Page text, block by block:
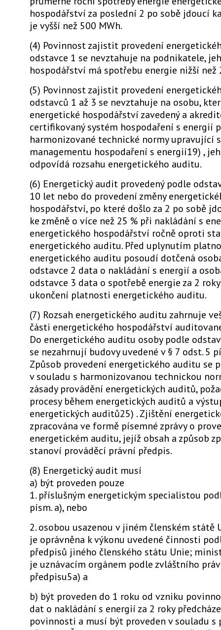
hospodářství za poslední 2 po sobě jdoucí
je vyšší než 500 MWh.
(4) Povinnost zajistit provedení
odstavce 1 se nevztahuje na podnikatele,
hospodářství má spotřebu energie nižší než
(5) Povinnost zajistit provedení
odstavců 1 až 3 se nevztahuje na osobu,
energetické hospodářství zavedený a
certifikovaný systém hospodaření s energií
harmonizované technické normy upravující
managementu hospodaření s energií19) ,
odpovídá rozsahu energetického auditu.
(6) Energetický audit provedený podle
10 let nebo do provedení změny
hospodářství, po které došlo za 2 po sobě
ke změně o více než 25 % při nakládání s
energetického hospodářství ročně oproti
energetického auditu. Před uplynutím
energetického auditu posoudí dotčená
odstavce 2 data o nakládání s energií a
odstavce 3 data o spotřebě energie za 2
ukončení platnosti energetického auditu.
(7) Rozsah energetického auditu zahrnuje
části energetického hospodářství
Do energetického auditu osoby podle
se nezahrnují budovy uvedené v § 7 odst. 5
Způsob provedení energetického auditu se
v souladu s harmonizovanou technickou
zásady provádění energetických auditů,
procesy během energetických auditů a
energetických auditů25) . Zjištění
zpracována ve formě písemné zprávy o
energetickém auditu, jejíž obsah a způsob
stanoví prováděcí právní předpis.
(8) Energetický audit musí
a) být proveden pouze
1. příslušným energetickým specialistou
písm. a), nebo
2. osobou usazenou v jiném členském státě
je oprávněna k výkonu uvedené činnosti
předpisů jiného členského státu Unie;
je uznávacím orgánem podle zvláštního
předpisu5a) a
b) být proveden do 1 roku od vzniku
dat o nakládání s energií za 2 roky
povinnosti a musí být proveden v souladu s